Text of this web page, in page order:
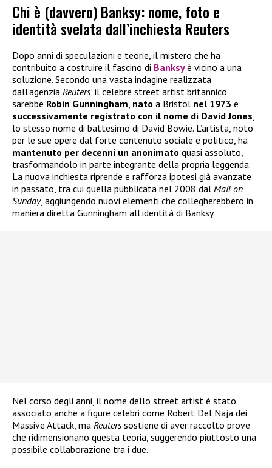
Chi è (davvero) Banksy: nome, foto e
identità svelata dall’inchiesta Reuters
Dopo anni di speculazioni e teorie, il mistero che ha
contribuito a costruire il fascino di Banksyè vicino a una
soluzione. Secondo una vasta indagine realizzata
dall’agenzia Reuters, il celebre street artist britannico
sarebbe Robin Gunningham, nato a Bristol nel 1973 e
successivamente registrato con il nome di David Jones,
lo stesso nome di battesimo di David Bowie. L’artista, noto
per le sue opere dal forte contenuto sociale e politico, ha
mantenuto per decenni un anonimato quasi assoluto,
trasformandolo in parte integrante della propria leggenda.
La nuova inchiesta riprende e rafforza ipotesi già avanzate
in passato, tra cui quella pubblicata nel 2008 dal Mail on
Sunday, aggiungendo nuovi elementi che collegherebbero in
maniera diretta Gunningham all’identità di Banksy.
Nel corso degli anni, il nome dello street artist è stato
associato anche a figure celebri come Robert Del Naja dei
Massive Attack, ma Reuterssostiene di aver raccolto prove
che ridimensionano questa teoria, suggerendo piuttosto una
possibile collaborazione tra i due.